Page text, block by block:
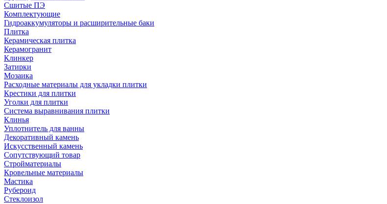
Сшитые ПЭ
Комплектующие
Гидроаккумуляторы и расширительные баки
Плитка
Керамическая плитка
Керамогранит
Клинкер
Затирки
Мозаика
Расходные материалы для укладки плитки
Крестики для плитки
Уголки для плитки
Система выравнивания плитки
Клинья
Уплотнитель для ванны
Декоративный камень
Искусственный камень
Сопутствующий товар
Стройматериалы
Кровельные материалы
Мастика
Рубероид
Стеклоизол